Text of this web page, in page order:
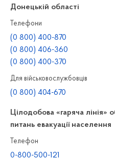
Донецькій області
Телефони
(0 800) 400-870
(0 800) 406-360
(0 800) 400-370
Для військовослужбовців
(0 800) 404-670
Цілодобова «гаряча лінія»
питань евакуації населення
Телефон
0-800-500-121